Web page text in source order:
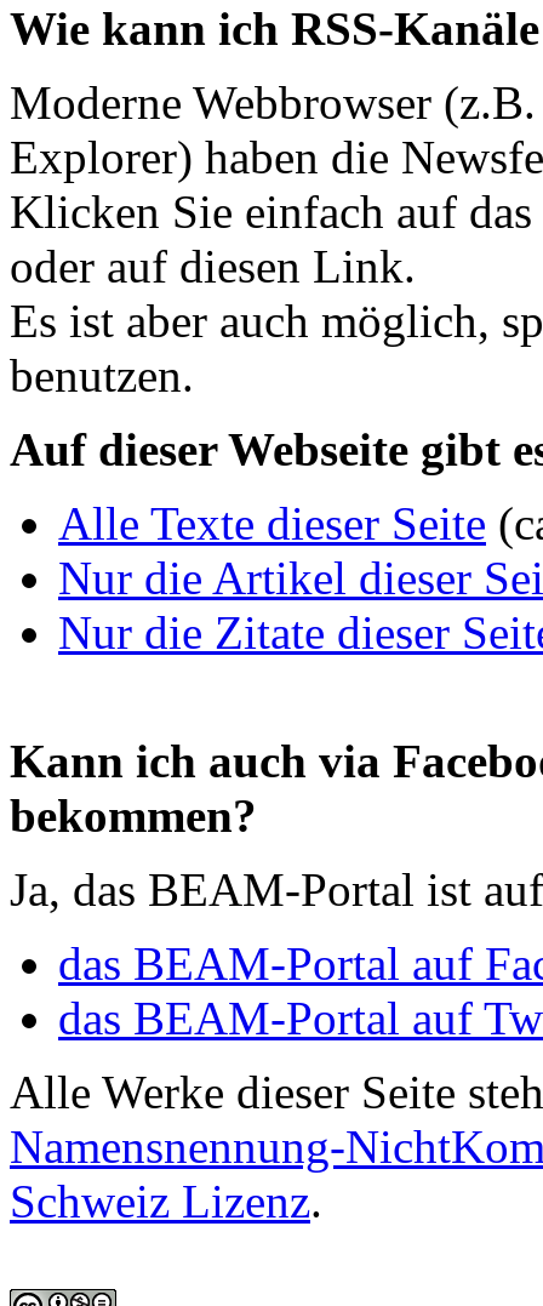
Wie kann ich RSS-
Moderne Webbrowser
Explorer) haben die
Klicken Sie einfach auf
oder auf diesen Link.
Es ist aber auch möglich,
benutzen.
Auf dieser Webseite gibt
Alle Texte dieser Seite
Nur die Artikel dieser
Nur die Zitate dieser
Kann ich auch via
bekommen?
Ja, das BEAM-Portal ist
das BEAM-Portal auf
das BEAM-Portal auf
Alle Werke dieser Seite
Namensnennung-
Schweiz Lizenz.